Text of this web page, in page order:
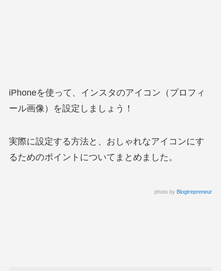
iPhoneを使って、インスタのアイコン（プロフィ
ール画像）を設定しましょう！
実際に設定する方法と、おしゃれなアイコンにす
るためのポイントについてまとめました。
photo by Blogtrepreneur